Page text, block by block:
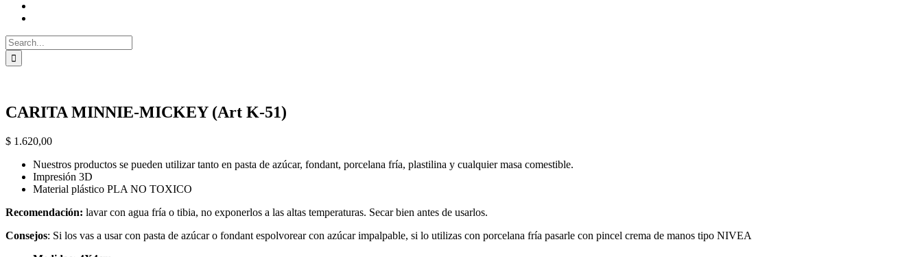
Search
for:
CARITA MINNIE-MICKEY (Art K-51)
$ 1.620,00
Nuestros productos se pueden utilizar tanto en pasta de azúcar, fondant, porcelana fría, plastilina y cualquier masa comestible.
Impresión 3D
Material plástico PLA NO TOXICO
Recomendación: lavar con agua fría o tibia, no exponerlos a las altas temperaturas. Secar bien antes de usarlos.
Consejos: Si los vas a usar con pasta de azúcar o fondant espolvorear con azúcar impalpable, si lo utilizas con porcelana fría pasarle con pincel crema de manos tipo NIVEA